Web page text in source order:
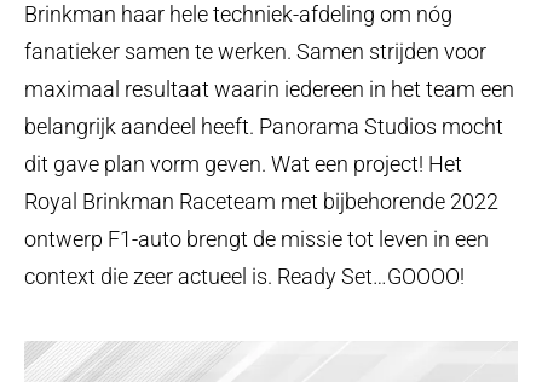
Step
up
your
game Get in touch
Brinkman haar hele techniek-afdeling om nóg
fanatieker samen te werken. Samen strijden voor
maximaal resultaat waarin iedereen in het team een
belangrijk aandeel heeft. Panorama Studios mocht
dit gave plan vorm geven. Wat een project! Het
Royal Brinkman Raceteam met bijbehorende 2022
ontwerp F1-auto brengt de missie tot leven in een
context die zeer actueel is. Ready Set…GOOOO!